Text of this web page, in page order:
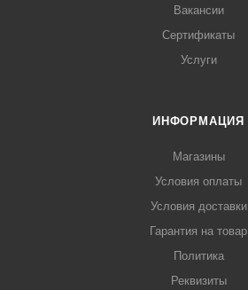
Вакансии
Сертификаты
Услуги
ИНФОРМАЦИЯ
Магазины
Условия оплаты
Условия доставки
Гарантия на товар
Политика
Реквизиты